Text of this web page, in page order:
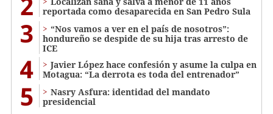
reportada como desaparecida en San Pedro Sula
3
“Nos vamos a ver en el país de nosotros”:
hondureño se despide de su hija tras arresto de
ICE
4
Javier López hace confesión y asume la culpa en
Motagua: “La derrota es toda del entrenador”
5
Nasry Asfura: identidad del mandato
presidencial